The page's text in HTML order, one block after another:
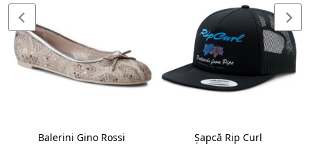
Balerini Gino Rossi Șapcă Rip Curl